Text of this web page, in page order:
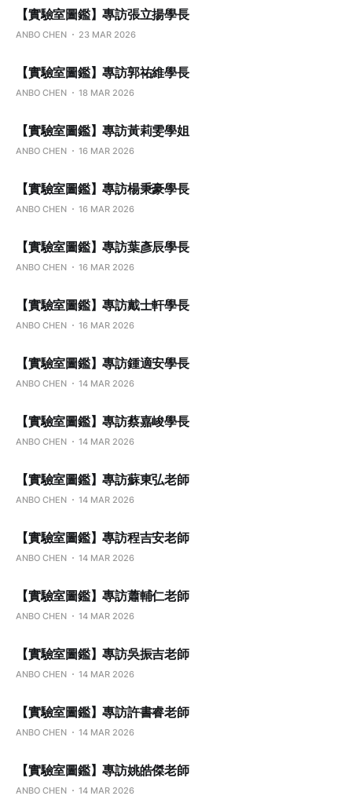
【實驗室圖鑑】專訪張立揚學長
ANBO CHEN 23 MAR 2026
【實驗室圖鑑】專訪郭祐維學長
ANBO CHEN 18 MAR 2026
【實驗室圖鑑】專訪黃莉雯學姐
ANBO CHEN 16 MAR 2026
【實驗室圖鑑】專訪楊秉豪學長
ANBO CHEN 16 MAR 2026
【實驗室圖鑑】專訪葉彥辰學長
ANBO CHEN 16 MAR 2026
【實驗室圖鑑】專訪戴士軒學長
ANBO CHEN 16 MAR 2026
【實驗室圖鑑】專訪鍾適安學長
ANBO CHEN 14 MAR 2026
【實驗室圖鑑】專訪蔡嘉峻學長
ANBO CHEN 14 MAR 2026
【實驗室圖鑑】專訪蘇東弘老師
ANBO CHEN 14 MAR 2026
【實驗室圖鑑】專訪程吉安老師
ANBO CHEN 14 MAR 2026
【實驗室圖鑑】專訪蕭輔仁老師
ANBO CHEN 14 MAR 2026
【實驗室圖鑑】專訪吳振吉老師
ANBO CHEN 14 MAR 2026
【實驗室圖鑑】專訪許書睿老師
ANBO CHEN 14 MAR 2026
【實驗室圖鑑】專訪姚皓傑老師
ANBO CHEN 14 MAR 2026